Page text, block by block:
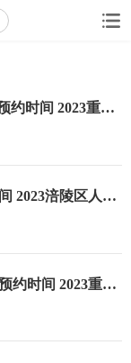
2023重庆九龙坡铜罐驿镇中心卫生院九价预约时间 2023重庆九龙坡铜罐驿镇中心卫生院九价预约流程
2023涪陵区人民医院九价HPV疫苗预约时间 2023涪陵区人民医院九价HPV疫苗预约流程
2023重庆南岸区中医院九价HPV疫苗最新预约时间 2023重庆南岸区中医院九价HPV疫苗预约方式